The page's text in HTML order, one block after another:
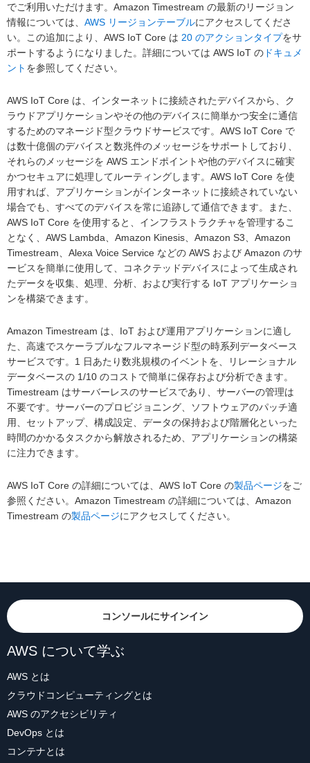
でご利用いただけます。Amazon Timestream の最新のリージョン
情報については、 AWS リージョンテーブルにアクセスしてくださ
い。この追加により、AWS IoT Core は 20 のアクションタイプをサ
ポートするようになりました。詳細については AWS IoT の ドキュメ
ント を参照してください。
AWS IoT Core は、インターネットに接続されたデバイスから、ク
ラウドアプリケーションやその他のデバイスに簡単かつ安全に通信
するためのマネージド型クラウドサービスです。AWS IoT Core で
は数十億個のデバイスと数兆件のメッセージをサポートしており、
それらのメッセージを AWS エンドポイントや他のデバイスに確実
かつセキュアに処理してルーティングします。AWS IoT Core を使
用すれば、アプリケーションがインターネットに接続されていない
場合でも、すべてのデバイスを常に追跡して通信できます。また、
AWS IoT Core を使用すると、インフラストラクチャを管理するこ
となく、AWS Lambda、Amazon Kinesis、Amazon S3、Amazon
Timestream、Alexa Voice Service などの AWS および Amazon のサ
ービスを簡単に使用して、コネクテッドデバイスによって生成され
たデータを収集、処理、分析、および実行する IoT アプリケーショ
ンを構築できます。
Amazon Timestream は、IoT および運用アプリケーションに適し
た、高速でスケーラブルなフルマネージド型の時系列データベース
サービスです。1 日あたり数兆規模のイベントを、リレーショナル
データベースの 1/10 のコストで簡単に保存および分析できます。
Timestream はサーバーレスのサービスであり、サーバーの管理は
不要です。サーバーのプロビジョニング、ソフトウェアのパッチ適
用、セットアップ、構成設定、データの保持および階層化といった
時間のかかるタスクから解放されるため、アプリケーションの構築
に注力できます。
AWS IoT Core の詳細については、AWS IoT Core の製品ページをご
参照ください。Amazon Timestream の詳細については、Amazon
Timestream の製品ページにアクセスしてください。
コンソールにサインイン
AWS について学ぶ
AWS とは
クラウドコンピューティングとは
AWS のアクセシビリティ
DevOps とは
コンテナとは